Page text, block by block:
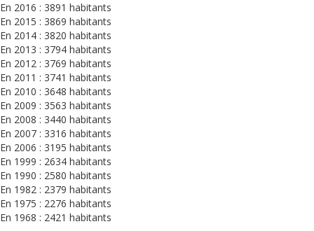
En 2016 : 3891 habitants
En 2015 : 3869 habitants
En 2014 : 3820 habitants
En 2013 : 3794 habitants
En 2012 : 3769 habitants
En 2011 : 3741 habitants
En 2010 : 3648 habitants
En 2009 : 3563 habitants
En 2008 : 3440 habitants
En 2007 : 3316 habitants
En 2006 : 3195 habitants
En 1999 : 2634 habitants
En 1990 : 2580 habitants
En 1982 : 2379 habitants
En 1975 : 2276 habitants
En 1968 : 2421 habitants